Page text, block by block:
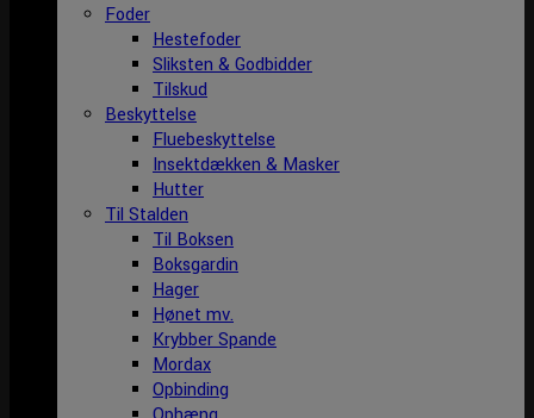
Foder
Hestefoder
Sliksten & Godbidder
Tilskud
Beskyttelse
Fluebeskyttelse
Insektdækken & Masker
Hutter
Til Stalden
Til Boksen
Boksgardin
Hager
Hønet mv.
Krybber Spande
Mordax
Opbinding